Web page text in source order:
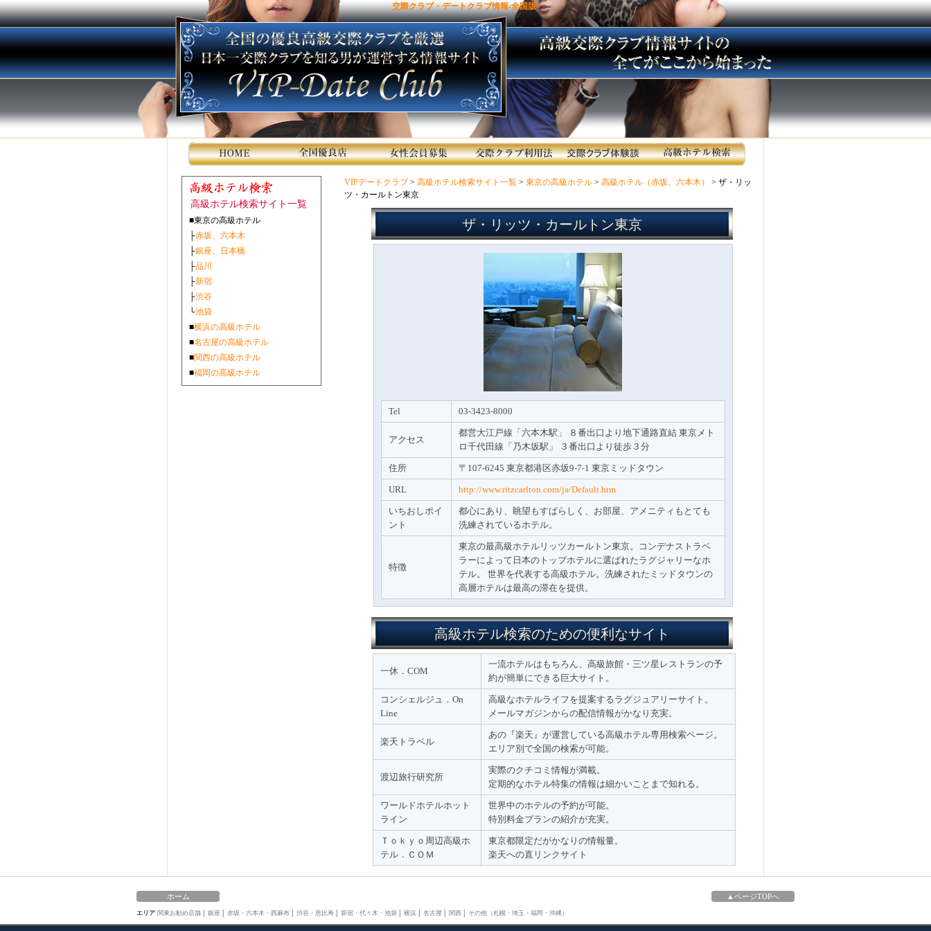
交際クラブ・デートクラブ情報-全国版-
高級ホテル検索サイト一覧
■東京の高級ホテル
├赤坂、六本木
├銀座、日本橋
├品川
├新宿
├渋谷
└池袋
■横浜の高級ホテル
■名古屋の高級ホテル
■関西の高級ホテル
■福岡の高級ホテル
VIPデートクラブ > 高級ホテル検索サイト一覧 > 東京の高級ホテル > 高級ホテル（赤坂、六本木）
> ザ・リッ
ツ・カールトン東京
ザ・リッツ・カールトン東京
Tel 03-3423-8000
アクセス
都営大江戸線「六本木駅」 ８番出口より地下通路直結 東京メト
ロ千代田線「乃木坂駅」 ３番出口より徒歩３分
住所 〒107-6245 東京都港区赤坂9-7-1 東京ミッドタウン
URL http://www.ritzcarlton.com/ja/Default.htm
いちおしポイ
ント
都心にあり、眺望もすばらしく、お部屋、アメニティもとても
洗練されているホテル。
特徴
東京の最高級ホテルリッツカールトン東京。コンデナストラベ
ラーによって日本のトップホテルに選ばれたラグジャリーなホ
テル。 世界を代表する高級ホテル。洗練されたミッドタウンの
高層ホテルは最高の滞在を提供。
高級ホテル検索のための便利なサイト
一休．COM
一流ホテルはもちろん、高級旅館・三ツ星レストランの予
約が簡単にできる巨大サイト。
コンシェルジュ．On
Line
高級なホテルライフを提案するラグジュアリーサイト。
メールマガジンからの配信情報がかなり充実。
楽天トラベル
あの『楽天』が運営している高級ホテル専用検索ページ。
エリア別で全国の検索が可能。
渡辺旅行研究所
実際のクチコミ情報が満載。
定期的なホテル特集の情報は細かいことまで知れる。
ワールドホテルホット
ライン
世界中のホテルの予約が可能。
特別料金プランの紹介が充実。
Ｔｏｋｙｏ周辺高級ホ
テル．ＣＯＭ
東京都限定だがかなりの情報量。
楽天への直リンクサイト
▲ページTOPへ
ホーム
エリア 関東お勧め店舗 銀座 赤坂・六本木・西麻布 渋谷・恵比寿 新宿・代々木・池袋 横浜 名古屋 関西 その他（札幌・埼玉・福岡・沖縄）